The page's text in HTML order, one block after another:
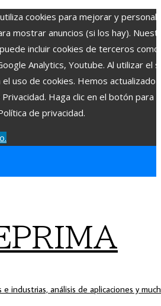
cookies para mejorar y
mostrar anuncios (si los hay).
incluir cookies de terceros como
Analytics, Youtube. Al utilizar el
uso de cookies. Hemos actualizado
Haga clic en el botón para
de privacidad.
industrias, análisis de aplicaciones y